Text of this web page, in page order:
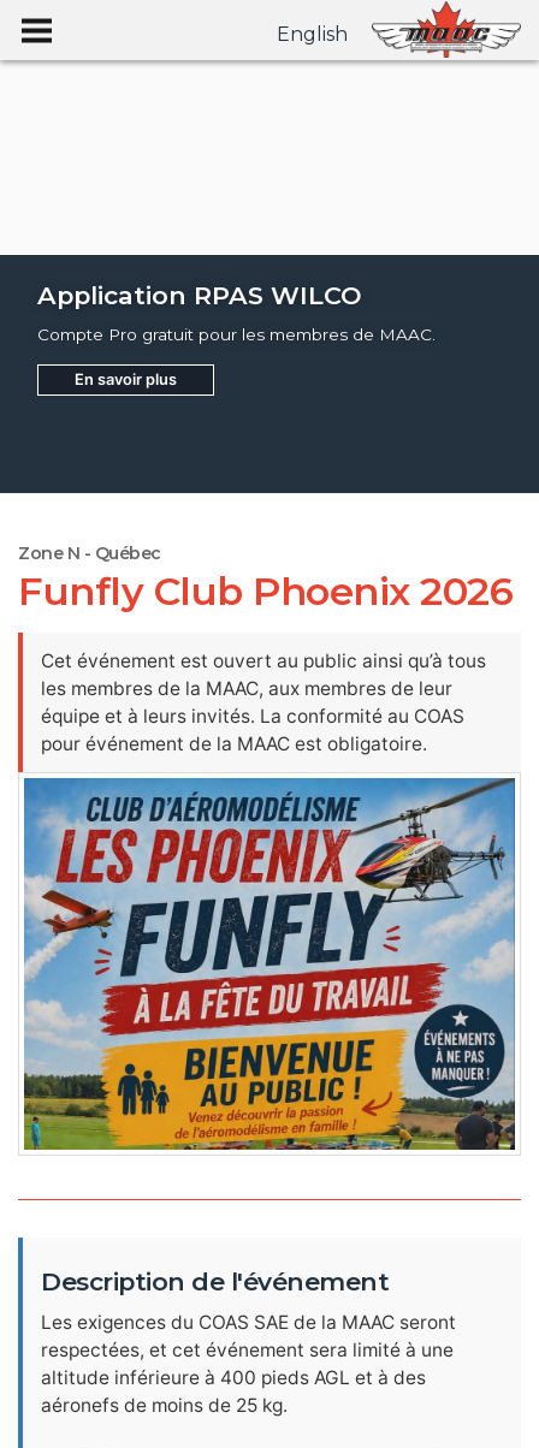
English
Application RPAS WILCO
Compte Pro gratuit pour les membres de MAAC.
En savoir plus
Zone N - Québec
Funfly Club Phoenix 2026
Cet événement est ouvert au public ainsi qu’à tous
les membres de la MAAC, aux membres de leur
équipe et à leurs invités. La conformité au COAS
pour événement de la MAAC est obligatoire.
Description de l'événement
Les exigences du COAS SAE de la MAAC seront
respectées, et cet événement sera limité à une
altitude inférieure à 400 pieds AGL et à des
aéronefs de moins de 25 kg.